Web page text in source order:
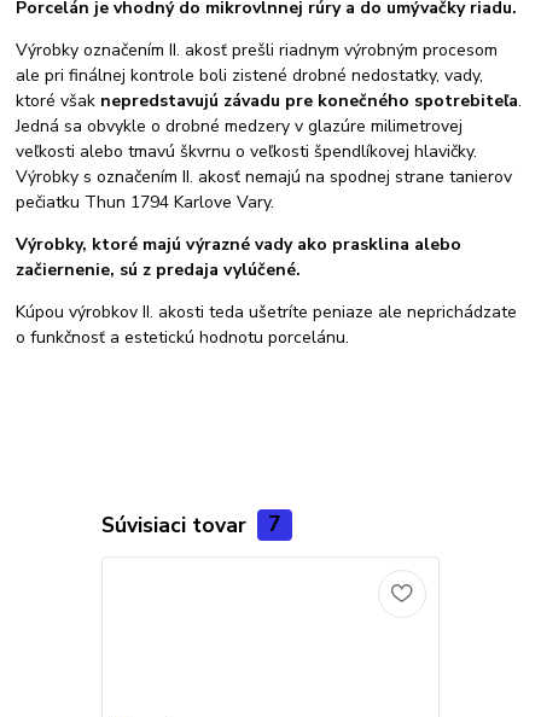
Porcelán je vhodný do mikrovlnnej rúry a do umývačky riadu.
Výrobky označením II. akosť prešli riadnym výrobným procesom
ale pri finálnej kontrole boli zistené drobné nedostatky, vady,
ktoré však nepredstavujú závadu pre konečného spotrebiteľa.
Jedná sa obvykle o drobné medzery v glazúre milimetrovej
veľkosti alebo tmavú škvrnu o veľkosti špendlíkovej hlavičky.
Výrobky s označením II. akosť nemajú na spodnej strane tanierov
pečiatku Thun 1794 Karlove Vary.
Výrobky, ktoré majú výrazné vady ako prasklina alebo
začiernenie, sú z predaja vylúčené.
Kúpou výrobkov II. akosti teda ušetríte peniaze ale neprichádzate
o funkčnosť a estetickú hodnotu porcelánu.
Súvisiaci tovar 7